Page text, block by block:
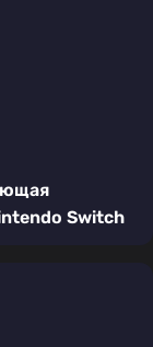
Switch